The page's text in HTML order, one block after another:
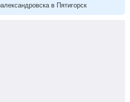
в Пятигорск